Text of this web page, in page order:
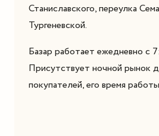
Станиславского, переулка
Тургеневской.
Базар работает ежедневно с
Присутствует ночной рынок
покупателей, его время